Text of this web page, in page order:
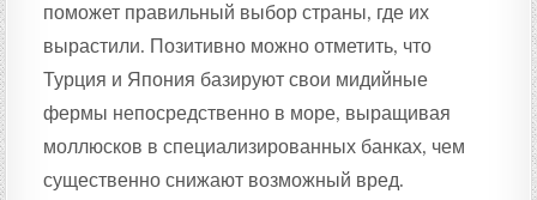
поможет правильный выбор страны, где их
вырастили. Позитивно можно отметить, что
Турция и Япония базируют свои мидийные
фермы непосредственно в море, выращивая
моллюсков в специализированных банках, чем
существенно снижают возможный вред.